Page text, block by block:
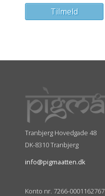
Tranbjerg Hovedgade 48
DK-8310 Tranbjerg
info@pigmaatten.dk
Konto nr. 7266-0001162767